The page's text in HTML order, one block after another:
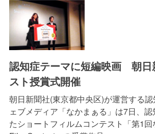
認知症テーマに短編映画 朝日
スト授賞式開催
朝日新聞社(東京都中央区)が運営する
ェブメディア「なかまぁる」は7日、
たショートフィルムコンテスト「第1